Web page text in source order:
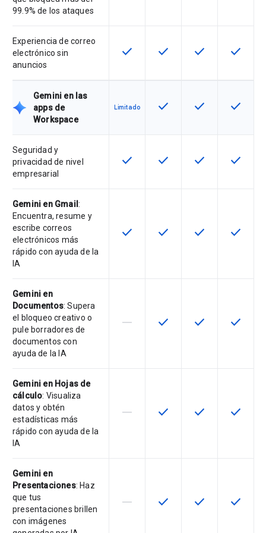
99.9% de los ataques
Experiencia de correo
electrónico sin
anuncios
Esta función está disponible en
check Esta función está
check Esta función
check Esta
check
Gemini en las
apps de
Workspace
Limitado Esta función está
check Esta función
check Esta
check
Seguridad y
privacidad de nivel
empresarial
Esta función está disponible en
check Esta función está
check Esta función
check Esta
check
Gemini en Gmail :
Encuentra, resume y
escribe correos
electrónicos más
rápido con ayuda de la
IA
Esta función está disponible en
check Esta función está
check Esta función
check Esta
check
Gemini en
Documentos: Supera
el bloqueo creativo o
pule borradores de
documentos con
ayuda de la IA
Esta función no está disponible en
horizontal_rule Esta función está
check Esta función
check Esta
check
Gemini en Hojas de
cálculo: Visualiza
datos y obtén
estadísticas más
rápido con ayuda de la
IA
Esta función no está disponible en
horizontal_rule Esta función está
check Esta función
check Esta
check
Gemini en
Presentaciones: Haz
que tus
presentaciones brillen
con imágenes
Esta función no está disponible en
horizontal_rule Esta función está
check Esta función
check Esta
check